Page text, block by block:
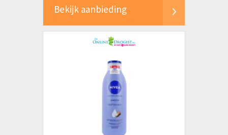
Bekijk aanbieding